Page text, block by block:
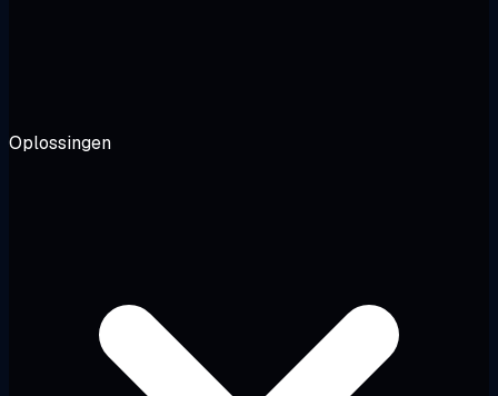
Oplossingen